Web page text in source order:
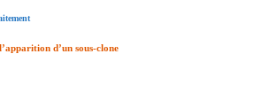
d’un sous-clone